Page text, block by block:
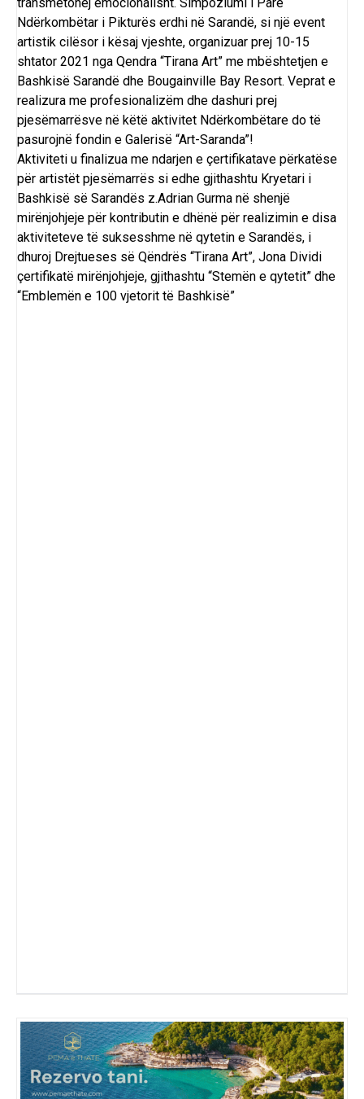
Ndërkombëtar i Pikturës erdhi në Sarandë, si një event
artistik cilësor i kësaj vjeshte, organizuar prej 10-15
shtator 2021 nga Qendra “Tirana Art” me mbështetjen e
Bashkisë Sarandë dhe Bougainville Bay Resort. Veprat e
realizura me profesionalizëm dhe dashuri prej
pjesëmarrësve në këtë aktivitet Ndërkombëtare do të
pasurojnë fondin e Galerisë “Art-Saranda”!
Aktiviteti u finalizua me ndarjen e çertifikatave përkatëse
për artistët pjesëmarrës si edhe gjithashtu Kryetari i
Bashkisë së Sarandës z.Adrian Gurma në shenjë
mirënjohjeje për kontributin e dhënë për realizimin e disa
aktiviteteve të suksesshme në qytetin e Sarandës, i
dhuroj Drejtueses së Qëndrës “Tirana Art”, Jona Dividi
çertifikatë mirënjohjeje, gjithashtu “Stemën e qytetit” dhe
“Emblemën e 100 vjetorit të Bashkisë”